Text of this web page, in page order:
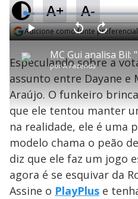
A+ A-
Adicione como fonte
P
l
a
y
porA Fazenda
P V
a
r
0
e
g
n
d
s
A
a
n
ç
a
1
0
s
e
u
n
d
o
s
M
u
d
o
L
o
a
d
e
4
.
9
8
%
Especulando sobre a
assunto entre Dayane e
Araújo. O funkeiro
que ele tentou manter
na realidade, ele é uma
modelo chama o peão
diz que ele faz um jogo
agora é se esquivar da
Assine o PlayPlus e